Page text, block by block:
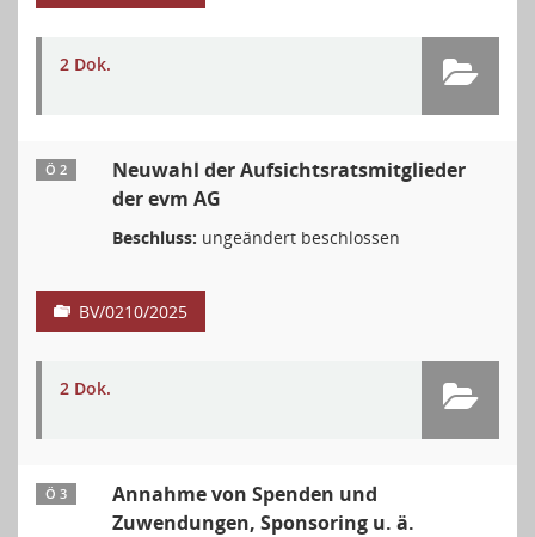
2 Dok.
Ö 2
Neuwahl der Aufsichtsratsmitglieder
der evm AG
Beschluss: ungeändert beschlossen
BV/0210/2025
2 Dok.
Ö 3
Annahme von Spenden und
Zuwendungen, Sponsoring u. ä.